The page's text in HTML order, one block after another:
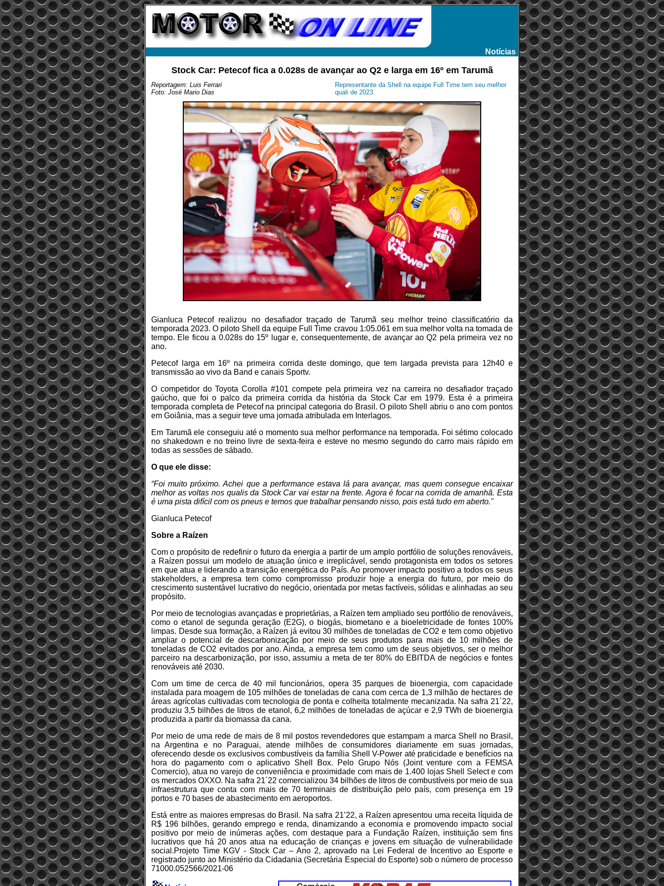
Notícias
Stock Car: Petecof fica a 0.028s de avançar ao Q2 e larga em 16º em Tarumã
Reportagem: Luis Ferrari
Foto: José Mario Dias
Representante da Shell na equipe Full Time tem seu melhor
quali de 2023.
Gianluca Petecof realizou no desafiador traçado de Tarumã seu melhor treino classificatório da
temporada 2023. O piloto Shell da equipe Full Time cravou 1:05.061 em sua melhor volta na tomada de
tempo. Ele ficou a 0.028s do 15º lugar e, consequentemente, de avançar ao Q2 pela primeira vez no
ano.
Petecof larga em 16º na primeira corrida deste domingo, que tem largada prevista para 12h40 e
transmissão ao vivo da Band e canais Sportv.
O competidor do Toyota Corolla #101 compete pela primeira vez na carreira no desafiador traçado
gaúcho, que foi o palco da primeira corrida da história da Stock Car em 1979. Esta é a primeira
temporada completa de Petecof na principal categoria do Brasil. O piloto Shell abriu o ano com pontos
em Goiânia, mas a seguir teve uma jornada atribulada em Interlagos.
Em Tarumã ele conseguiu até o momento sua melhor performance na temporada. Foi sétimo colocado
no shakedown e no treino livre de sexta-feira e esteve no mesmo segundo do carro mais rápido em
todas as sessões de sábado.
O que ele disse:
“Foi muito próximo. Achei que a performance estava lá para avançar, mas quem consegue encaixar
melhor as voltas nos qualis da Stock Car vai estar na frente. Agora é focar na corrida de amanhã. Esta
é uma pista difícil com os pneus e temos que trabalhar pensando nisso, pois está tudo em aberto."
Gianluca Petecof
Sobre a Raízen
Com o propósito de redefinir o futuro da energia a partir de um amplo portfólio de soluções renováveis,
a Raízen possui um modelo de atuação único e irreplicável, sendo protagonista em todos os setores
em que atua e liderando a transição energética do País. Ao promover impacto positivo a todos os seus
stakeholders, a empresa tem como compromisso produzir hoje a energia do futuro, por meio do
crescimento sustentável lucrativo do negócio, orientada por metas factíveis, sólidas e alinhadas ao seu
propósito.
Por meio de tecnologias avançadas e proprietárias, a Raízen tem ampliado seu portfólio de renováveis,
como o etanol de segunda geração (E2G), o biogás, biometano e a bioeletricidade de fontes 100%
limpas. Desde sua formação, a Raízen já evitou 30 milhões de toneladas de CO2 e tem como objetivo
ampliar o potencial de descarbonização por meio de seus produtos para mais de 10 milhões de
toneladas de CO2 evitados por ano. Ainda, a empresa tem como um de seus objetivos, ser o melhor
parceiro na descarbonização, por isso, assumiu a meta de ter 80% do EBITDA de negócios e fontes
renováveis até 2030.
Com um time de cerca de 40 mil funcionários, opera 35 parques de bioenergia, com capacidade
instalada para moagem de 105 milhões de toneladas de cana com cerca de 1,3 milhão de hectares de
áreas agrícolas cultivadas com tecnologia de ponta e colheita totalmente mecanizada. Na safra 21´22,
produziu 3,5 bilhões de litros de etanol, 6,2 milhões de toneladas de açúcar e 2,9 TWh de bioenergia
produzida a partir da biomassa da cana.
Por meio de uma rede de mais de 8 mil postos revendedores que estampam a marca Shell no Brasil,
na Argentina e no Paraguai, atende milhões de consumidores diariamente em suas jornadas,
oferecendo desde os exclusivos combustíveis da família Shell V-Power até praticidade e benefícios na
hora do pagamento com o aplicativo Shell Box. Pelo Grupo Nós (Joint venture com a FEMSA
Comercio), atua no varejo de conveniência e proximidade com mais de 1.400 lojas Shell Select e com
os mercados OXXO. Na safra 21´22 comercializou 34 bilhões de litros de combustíveis por meio de sua
infraestrutura que conta com mais de 70 terminais de distribuição pelo país, com presença em 19
portos e 70 bases de abastecimento em aeroportos.
Está entre as maiores empresas do Brasil. Na safra 21’22, a Raízen apresentou uma receita líquida de
R$ 196 bilhões, gerando emprego e renda, dinamizando a economia e promovendo impacto social
positivo por meio de inúmeras ações, com destaque para a Fundação Raízen, instituição sem fins
lucrativos que há 20 anos atua na educação de crianças e jovens em situação de vulnerabilidade
social.Projeto Time KGV - Stock Car – Ano 2, aprovado na Lei Federal de Incentivo ao Esporte e
registrado junto ao Ministério da Cidadania (Secretária Especial do Esporte) sob o número de processo
71000.052566/2021-06